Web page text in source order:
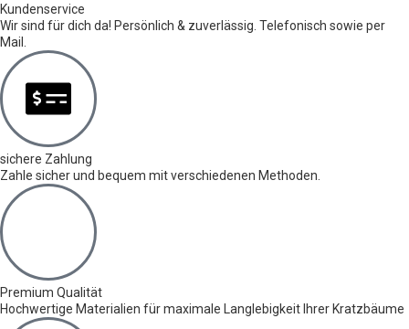
Kundenservice
Wir sind für dich da! Persönlich & zuverlässig. Telefonisch sowie per
Mail.
sichere Zahlung
Zahle sicher und bequem mit verschiedenen Methoden.
Premium Qualität
Hochwertige Materialien für maximale Langlebigkeit Ihrer Kratzbäume